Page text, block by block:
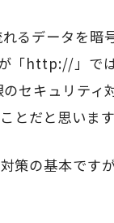
るデータを
「http://」で
セキュリティ
とだと思います
策の基本です